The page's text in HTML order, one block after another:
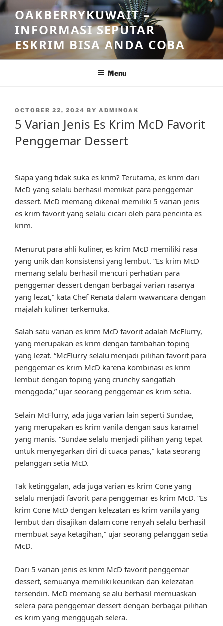
Skip
to
content
OAKBERRYKUWAIT –
INFORMASI SEPUTAR
ESKRIM BISA ANDA COBA
Menu
POSTED
OCTOBER 22, 2024 BY ADMINOAK
5 Varian Jenis Es Krim McD Favorit
Penggemar Dessert
Siapa yang tidak suka es krim? Terutama, es krim dari
McD yang selalu berhasil memikat para penggemar
dessert. McD memang dikenal memiliki 5 varian jenis
es krim favorit yang selalu dicari oleh para pencinta es
krim.
Menurut para ahli kuliner, es krim McD memiliki rasa
yang unik dan konsistensi yang lembut. “Es krim McD
memang selalu berhasil mencuri perhatian para
penggemar dessert dengan berbagai varian rasanya
yang lezat,” kata Chef Renata dalam wawancara dengan
majalah kuliner terkemuka.
Salah satu varian es krim McD favorit adalah McFlurry,
yang merupakan es krim dengan tambahan toping
yang lezat. “McFlurry selalu menjadi pilihan favorit para
penggemar es krim McD karena kombinasi es krim
lembut dengan toping yang crunchy sangatlah
menggoda,” ujar seorang penggemar es krim setia.
Selain McFlurry, ada juga varian lain seperti Sundae,
yang merupakan es krim vanila dengan saus karamel
yang manis. “Sundae selalu menjadi pilihan yang tepat
untuk menyegarkan diri di cuaca panas,” kata seorang
pelanggan setia McD.
Tak ketinggalan, ada juga varian es krim Cone yang
selalu menjadi favorit para penggemar es krim McD. “Es
krim Cone McD dengan kelezatan es krim vanila yang
lembut dan disajikan dalam cone renyah selalu berhasil
membuat saya ketagihan,” ujar seorang pelanggan setia
McD.
Dari 5 varian jenis es krim McD favorit penggemar
dessert, semuanya memiliki keunikan dan kelezatan
tersendiri. McD memang selalu berhasil memuaskan
selera para penggemar dessert dengan berbagai pilihan
es krim yang menggugah selera.